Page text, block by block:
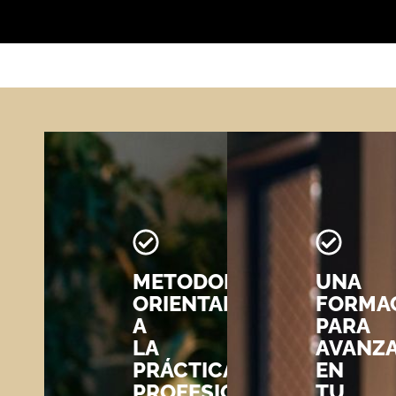
METODOLOGÍA
ORIENTADA
A
LA
PRÁCTICA
UNA
PARA
EN